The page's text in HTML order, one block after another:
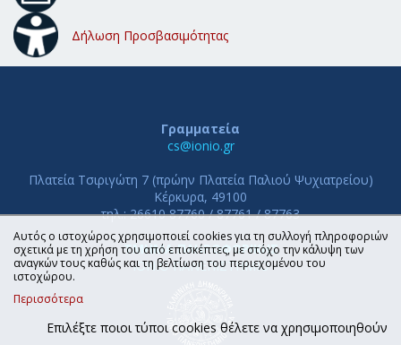
Δήλωση Προσβασιμότητας
Γραμματεία
cs@ionio.gr
Πλατεία Τσιριγώτη 7 (πρώην Πλατεία Παλιού Ψυχιατρείου)
Κέρκυρα, 49100
τηλ.: 26610 87760 / 87761 / 87763
ΤΜΗΜΑ ΠΛΗΡΟΦΟΡΙΚΗΣ
ΙΟΝΙΟ ΠΑΝΕΠΙΣΤΗΜΙΟ
Αυτός ο ιστοχώρος χρησιμοποιεί cookies για τη συλλογή πληροφοριών
σχετικά με τη χρήση του από επισκέπτες, με στόχο την κάλυψη των
αναγκών τους καθώς και τη βελτίωση του περιεχομένου του
ιστοχώρου.
Περισσότερα
Επιλέξτε ποιοι τύποι cookies θέλετε να χρησιμοποιηθούν